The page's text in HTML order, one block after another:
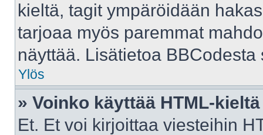
kieltä, tagit ympäröidään
tarjoaa myös paremmat
näyttää. Lisätietoa
Ylös
» Voinko käyttää HTML-
Et. Et voi kirjoittaa viesteihin